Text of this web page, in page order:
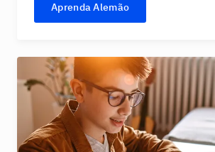
Aprenda Alemão